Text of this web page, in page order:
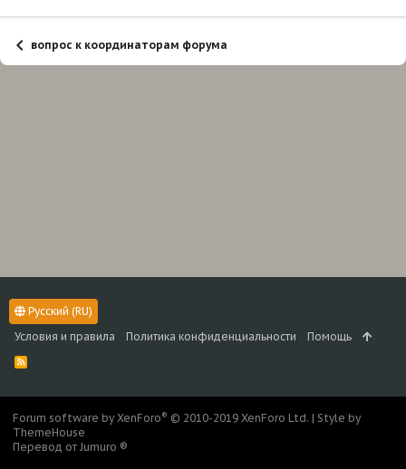
вопрос к координаторам форума
Русский (RU)
Условия и правила
Политика конфиденциальности Помощь
R
S
Forum software by XenForo® © 2010-2019 XenForo Ltd. | Style by
ThemeHouse
Перевод от Jumuro ®